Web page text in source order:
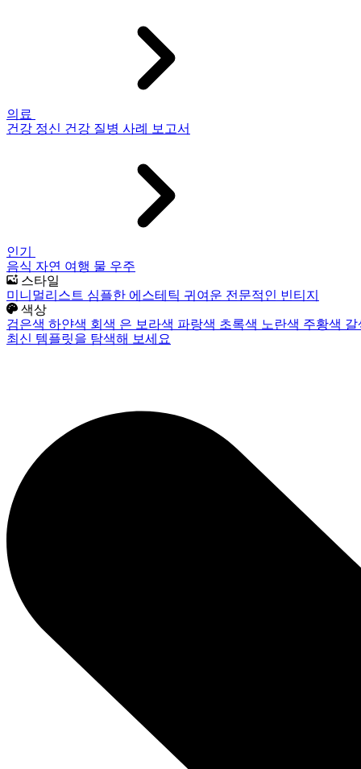
의료
건강 정신 건강 질병 사례 보고서
인기
음식 자연 여행 물 우주
스타일
미니멀리스트 심플한 에스테틱 귀여운 전문적인 빈티지
색상
검은색 하얀색 회색 은 보라색 파랑색 초록색 노란색 주황색
최신 템플릿을 탐색해 보세요